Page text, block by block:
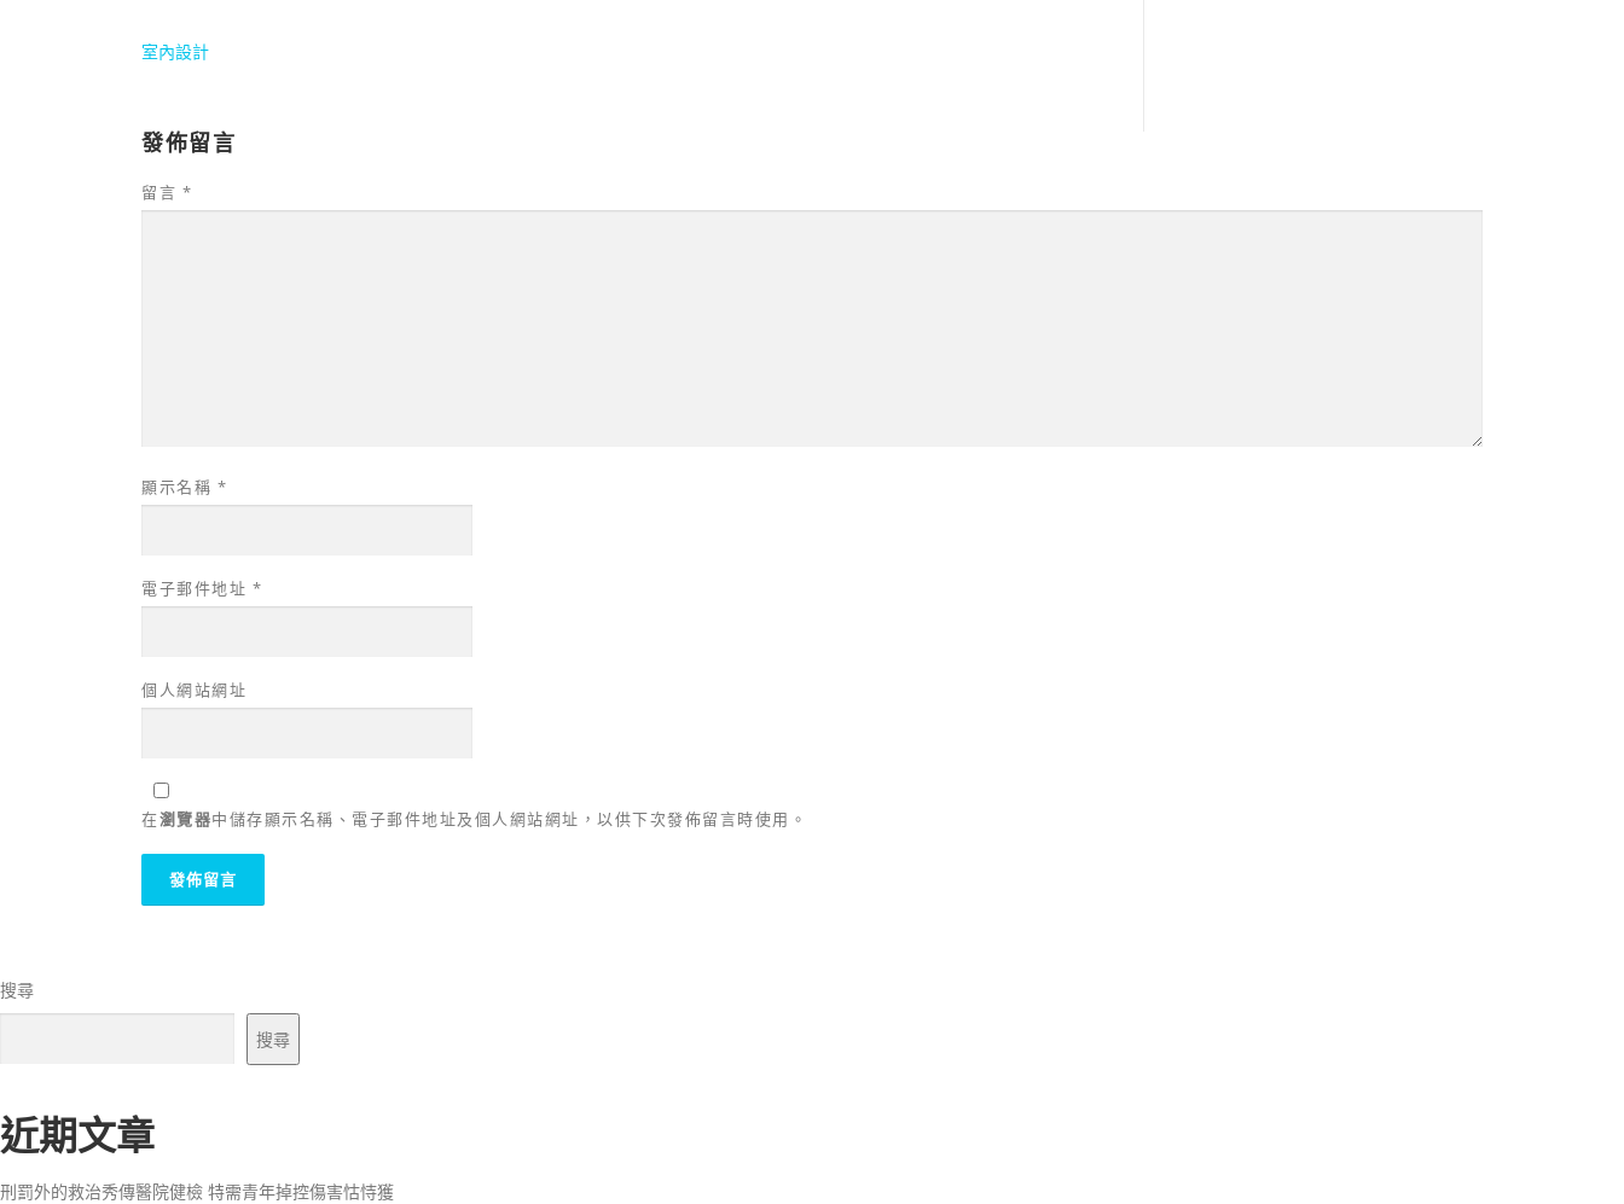
室內設計
發佈留言
留言 *
顯示名稱 *
電子郵件地址 *
個人網站網址
在瀏覽器中儲存顯示名稱、電子郵件地址及個人網站網址，以供下次發佈留言時使用。
搜尋
搜尋
近期文章
刑罰外的救治秀傳醫院健檢 特需青年掉控傷害怙恃獲